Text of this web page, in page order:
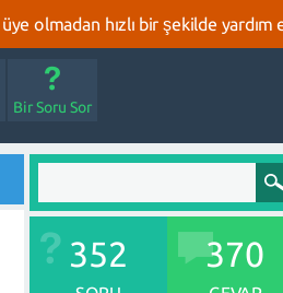
olmadan hızlı bir şekilde yardım
Bir Soru Sor
352 370